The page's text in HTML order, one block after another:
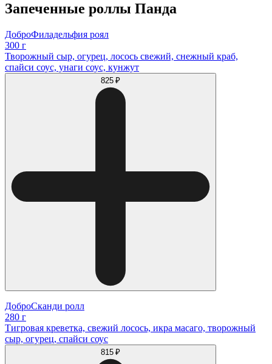
Запеченные роллы Панда
ДоброФиладельфия роял
300 г
Творожный сыр, огурец, лосось свежий, снежный краб,
спайси соус, унаги соус, кунжут
825 ₽
ДоброСканди ролл
280 г
Тигровая креветка, свежий лосось, икра масаго, творожный
сыр, огурец, спайси соус
815 ₽